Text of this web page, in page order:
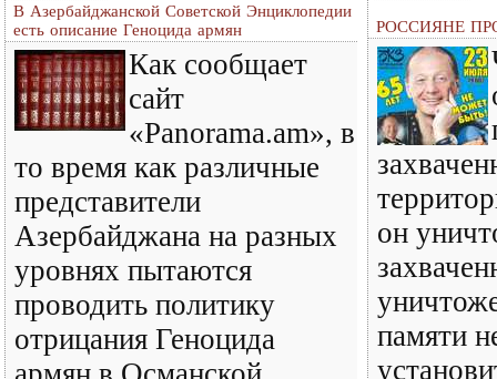
В Азербайджанской Советской Энциклопедии
есть описание Геноцида армян
Как сообщает
сайт
«Panorama.am», в
то время как различные
представители
Азербайджана на разных
уровнях пытаются
проводить политику
отрицания Геноцида
РОССИЯНЕ
он
памяти